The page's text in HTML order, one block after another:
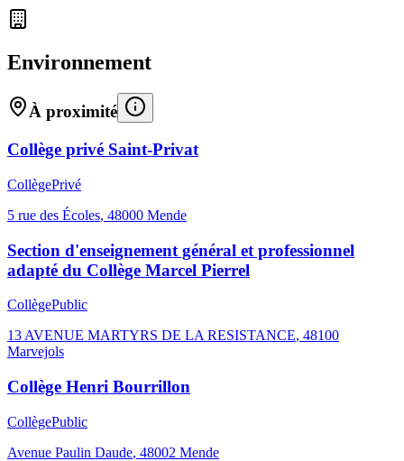
Environnement
À proximité
Collège privé Saint-Privat
CollègePrivé
5 rue des Écoles, 48000 Mende
Section d'enseignement général et professionnel
adapté du Collège Marcel Pierrel
CollègePublic
13 AVENUE MARTYRS DE LA RESISTANCE, 48100
Marvejols
Collège Henri Bourrillon
CollègePublic
Avenue Paulin Daude, 48002 Mende